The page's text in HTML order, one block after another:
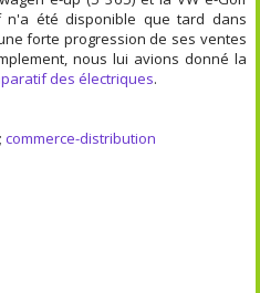
n'a été disponible que tard dans
forte progression de ses ventes
nous lui avions donné la
des électriques.
;commerce-distribution